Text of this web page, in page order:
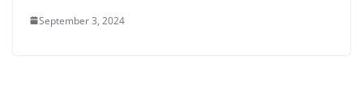
September 3, 2024